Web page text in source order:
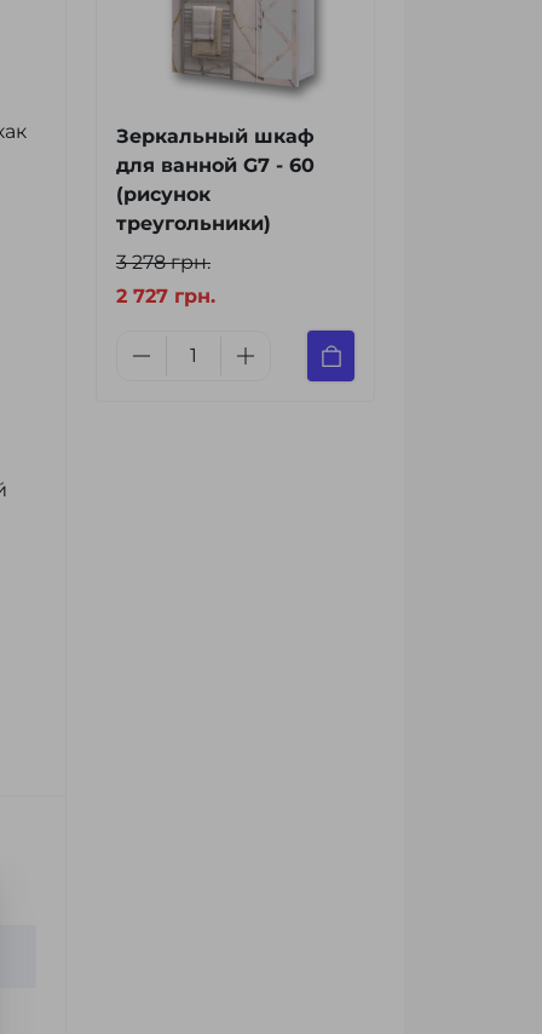
Зеркальный шкаф
для ванной G7 - 60
(рисунок
треугольники)
3 278 грн.
2 727 грн.